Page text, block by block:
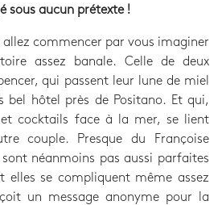
sous aucun prétexte !
allez commencer par vous imaginer
assez banale. Celle de deux
qui passent leur lune de miel
bel hôtel près de Positano. Et qui,
cocktails face à la mer, se lient
couple. Presque du Françoise
sont néanmoins pas aussi parfaites
elles se compliquent même assez
un message anonyme pour la